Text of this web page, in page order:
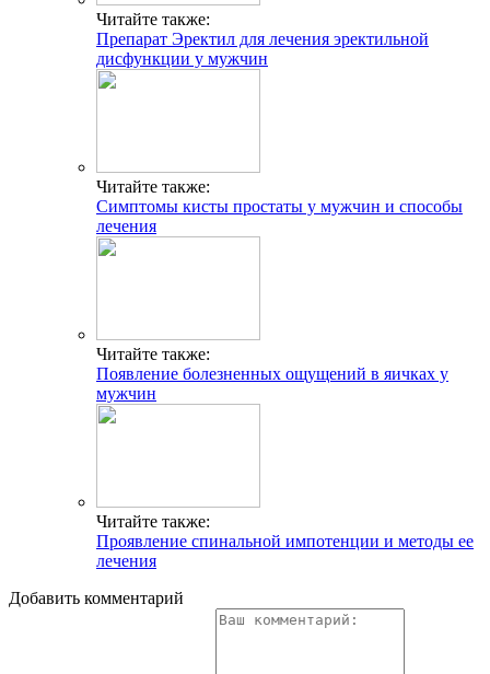
Читайте также:
Препарат Эректил для лечения эректильной
дисфункции у мужчин
Читайте также:
Симптомы кисты простаты у мужчин и способы
лечения
Читайте также:
Появление болезненных ощущений в яичках у
мужчин
Читайте также:
Проявление спинальной импотенции и методы ее
лечения
Добавить комментарий